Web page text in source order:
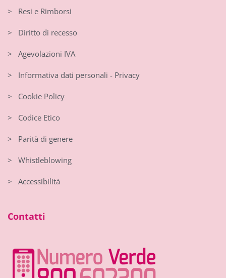
> Resi e Rimborsi
> Diritto di recesso
> Agevolazioni IVA
> Informativa dati personali - Privacy
> Cookie Policy
> Codice Etico
> Parità di genere
> Whistleblowing
> Accessibilità
Contatti